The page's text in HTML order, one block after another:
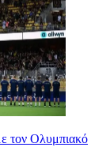
τον Ολυμπιακό